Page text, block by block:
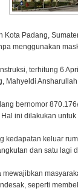
Kota Padang,
menggunakan
terhitung 6
Mahyeldi
bernomor
ini dilakukan
kedapatan keluar
dan satu lagi
seperti
kepada